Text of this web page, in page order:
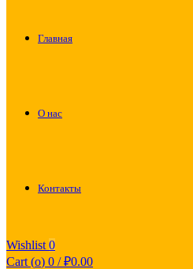
Главная
О нас
Контакты
Wishlist 0
Cart (o) 0 / ₽0.00